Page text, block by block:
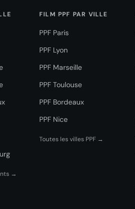
→
FILM PPF PAR VILLE
PPF Paris
PPF Lyon
PPF Marseille
PPF Toulouse
PPF Bordeaux
PPF Nice
Toutes les villes PPF →